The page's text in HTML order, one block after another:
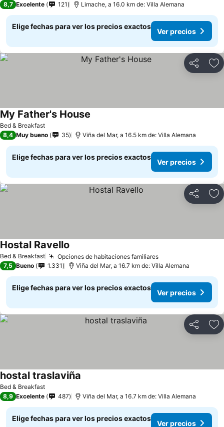
8,7 Excelente 121 Limache, a 16.0 km de: Villa Alemana
Elige fechas para ver los precios exactos
Ver precios
Compartir
Bed & Breakfast
My Father's House
8,4 Muy bueno 35 Viña del Mar, a 16.5 km de: Villa Alemana
Elige fechas para ver los precios exactos
Ver precios
Compartir
Bed & Breakfast Opciones de habitaciones familiares
Hostal Ravello
7,5 Bueno 1.331 Viña del Mar, a 16.7 km de: Villa Alemana
Elige fechas para ver los precios exactos
Ver precios
Compartir
Bed & Breakfast
hostal traslaviña
8,9 Excelente 487 Viña del Mar, a 16.7 km de: Villa Alemana
Elige fechas para ver los precios exactos
Ver precios